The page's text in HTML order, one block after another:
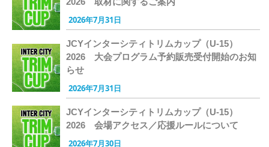
2026年7月31日
JCYインターシティトリムカップ（U-15）
2026 大会プログラム予約販売受付開始のお知
らせ
2026年7月31日
JCYインターシティトリムカップ（U-15）
2026 会場アクセス／応援ルールについて
2026年7月30日